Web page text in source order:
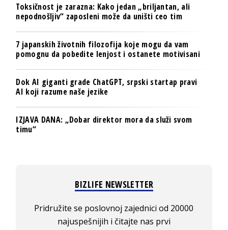
Toksičnost je zarazna: Kako jedan „briljantan, ali
nepodnošljiv“ zaposleni može da uništi ceo tim
7 japanskih životnih filozofija koje mogu da vam
pomognu da pobedite lenjost i ostanete motivisani
Dok AI giganti grade ChatGPT, srpski startap pravi
AI koji razume naše jezike
IZJAVA DANA: „Dobar direktor mora da služi svom
timu“
BIZLIFE NEWSLETTER
Pridružite se poslovnoj zajednici od 20000
najuspešnijih i čitajte nas prvi